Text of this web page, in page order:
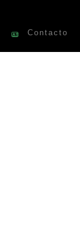
Contacto